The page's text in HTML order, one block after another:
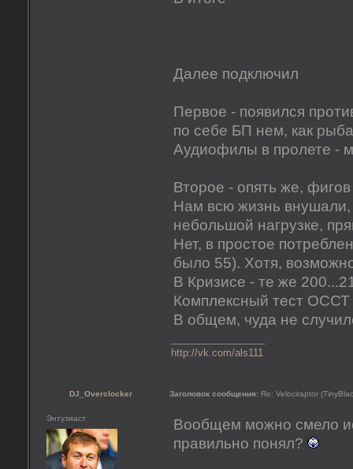
Далее подключил
Первое - появился
по себе БП нем, как
Аудиофилы в пролете -
Второе - опять же, фигов
Нам всю жизнь
небольшой нагрузке,
Нет, в простое
было 55). Хотя,
В Кризисе - те же
Комплексный тест ОССТ
В общем, чуда не
http://vk.com/als111
DJ_Overclocker Заголовок сообщения: Re: Velociraptor
Энтузиаст
Вообщем можно смело
правильно понял?